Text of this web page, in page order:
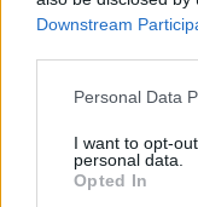
Downstream
Please note that
not limited to your
grant or deny
use your data for
Personal Data
I want to opt-
personal data.
Opted In
Keresés